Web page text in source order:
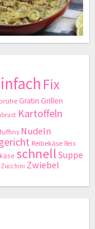
Fix
Gratin Grillen
Kartoffeln
Nudeln
Reibekäse Reis
schnell Suppe
Zucchini Zwiebel